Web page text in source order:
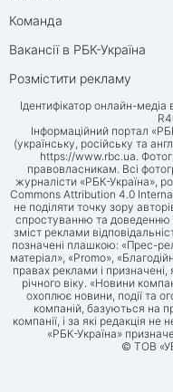
Команда
Вакансії в РБК-Україна
Розмістити рекламу
Ідентифікатор онлайн-медіа
Інформаційний портал
(українську, російську та
https://www.rbc.ua.
правовласникам. Всі
журналісти «РБК-Україна»,
Commons Attribution 4.0
не поділяти точку зору
спростуванню та доведенню
зміст реклами
позначені плашкою: «Прес-
матеріал», «Promo»,
правах реклами і призначені,
річного віку. «Новини
охоплює новини, події та
компаній, базуються на
компанії, і за які редакція
«РБК-Україна»
© ТОВ